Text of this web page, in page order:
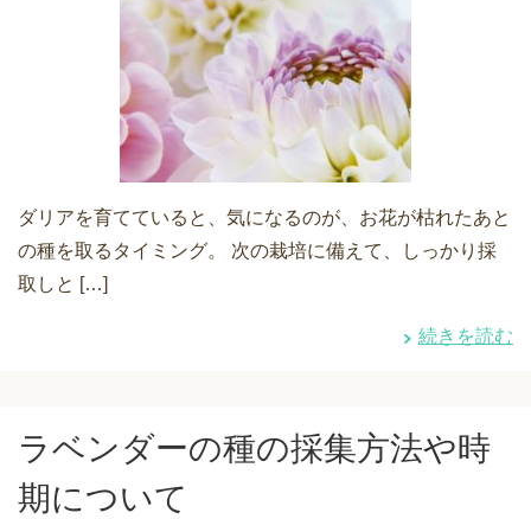
ダリアを育てていると、気になるのが、お花が枯れたあと
の種を取るタイミング。 次の栽培に備えて、しっかり採
取しと […]
続きを読む
ラベンダーの種の採集方法や時
期について